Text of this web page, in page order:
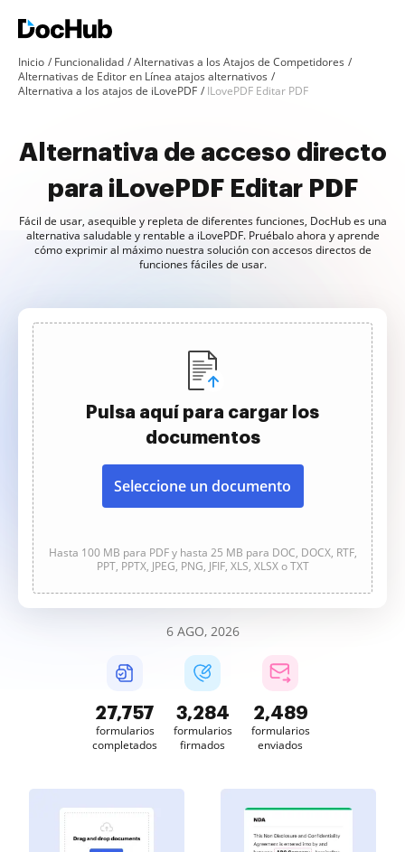
Inicio Funcionalidad
Alternativas a los Atajos de Competidores
Alternativas de Editor en Línea atajos alternativos
Alternativa a los atajos de iLovePDF
ILovePDF Editar PDF
Alternativa de acceso directo
para iLovePDF Editar PDF
Fácil de usar, asequible y repleta de diferentes funciones, DocHub es una
alternativa saludable y rentable a iLovePDF. Pruébalo ahora y aprende
cómo exprimir al máximo nuestra solución con accesos directos de
funciones fáciles de usar.
Pulsa aquí para cargar los
documentos
Seleccione un documento
Hasta 100 MB para PDF y hasta 25 MB para DOC, DOCX, RTF,
PPT, PPTX, JPEG, PNG, JFIF, XLS, XLSX o TXT
6 AGO, 2026
27,758
formularios
completados
3,284
formularios
firmados
2,489
formularios
enviados